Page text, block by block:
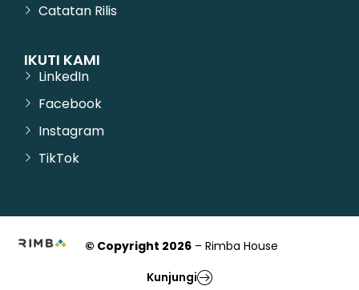
Catatan Rilis
IKUTI KAMI
LinkedIn
Facebook
Instagram
TikTok
© Copyright 2026– Rimba House
Kunjungi